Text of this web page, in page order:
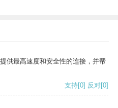
供最高速度和安全性的连接，并帮
支持[0] 反对[0]